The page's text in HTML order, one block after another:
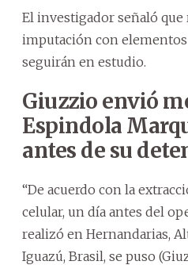
El investigador señaló que
imputación con
seguirán en estudio.
Giuzzio envió
Espindola
antes de su
“De acuerdo con la
celular, un día antes del
realizó en Hernandarias,
Iguazú, Brasil, se puso